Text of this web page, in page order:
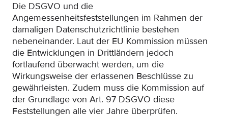
Die DSGVO und die
Angemessenheitsfeststellungen im Rahmen der
damaligen Datenschutzrichtlinie bestehen
nebeneinander. Laut der EU Kommission müssen
die Entwicklungen in Drittländern jedoch
fortlaufend überwacht werden, um die
Wirkungsweise der erlassenen Beschlüsse zu
gewährleisten. Zudem muss die Kommission auf
der Grundlage von Art. 97 DSGVO diese
Feststellungen alle vier Jahre überprüfen.